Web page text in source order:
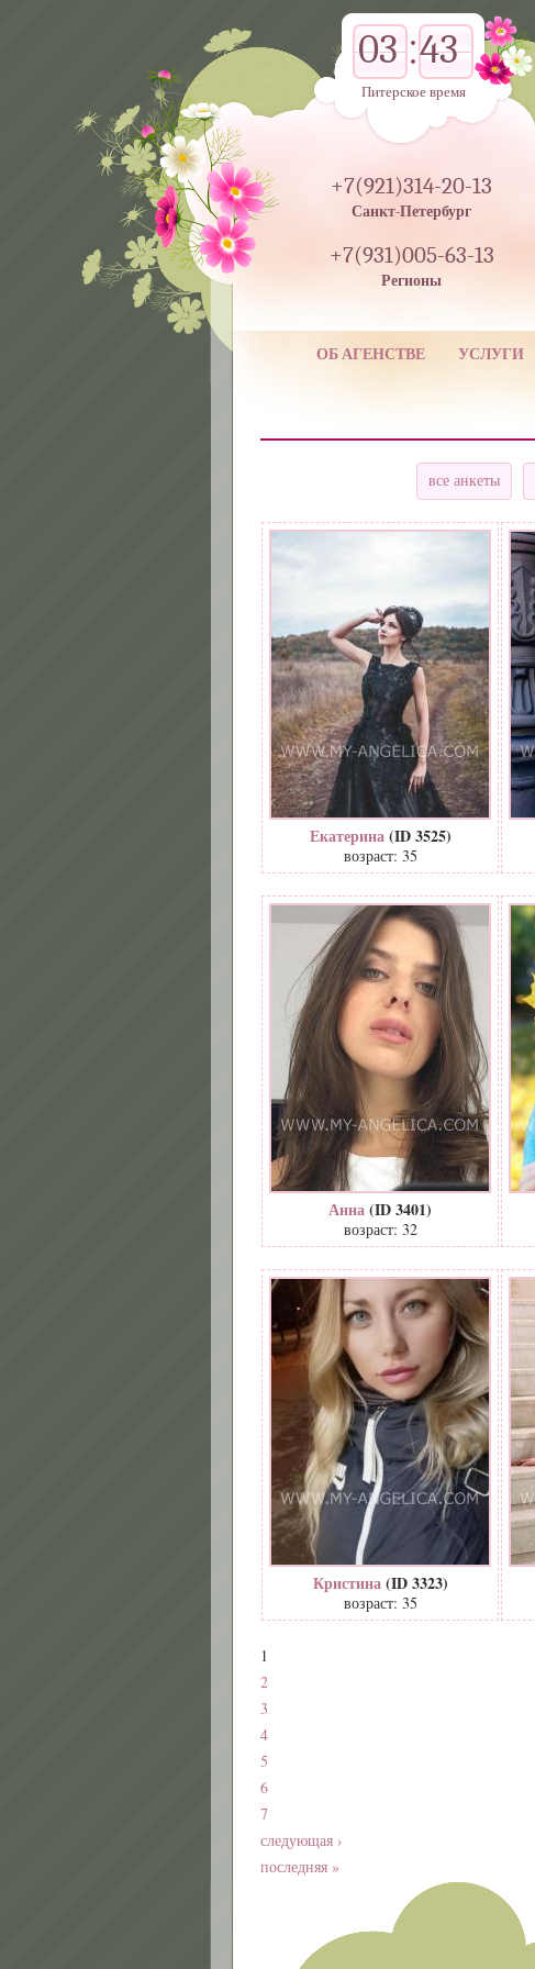
+7(921)314-20-13
Санкт-Петербург
+7(931)005-63-13
Регионы
03 43
Питерское время
ОБ АГЕНСТВЕ УСЛУГИ
все анкеты
Екатерина (ID 3525)
возраст: 35
Анна(ID 3401)
возраст: 32
Кристина (ID 3323)
возраст: 35
1
2
3
4
5
6
7
следующая ›
последняя »